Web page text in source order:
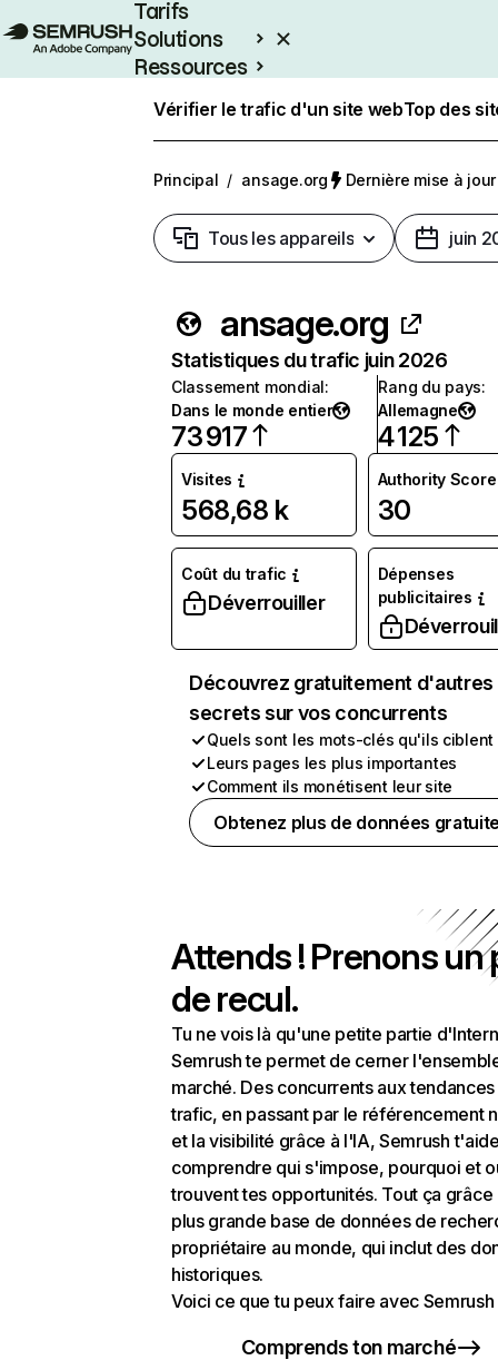
Tarifs
Solutions
Ressources
Vérifier le trafic d'un site webTop des
Principal / ansage.org Dernière mise à
Tous les appareils juin
ansage.org
Statistiques du trafic juin 2026
Classement mondial:
Dans le monde entier
73 917
Rang du pays:
Allemagne
4 125
Visites
568,68 k
Authority Score
30
Coût du trafic
Déverrouiller
Dépenses
publicitaires
Découvrez gratuitement d'autres
secrets sur vos concurrents
Quels sont les mots-clés qu'ils ciblent
Leurs pages les plus importantes
Comment ils monétisent leur site
Obtenez plus de données
Attends ! Prenons un
de recul.
Tu ne vois là qu'une petite partie
Semrush te permet de cerner
marché. Des concurrents aux
trafic, en passant par le référencement
et la visibilité grâce à l'IA, Semrush
comprendre qui s'impose, pourquoi et
trouvent tes opportunités. Tout ça grâce
plus grande base de données de
propriétaire au monde, qui inclut des
historiques.
Voici ce que tu peux faire avec Semrush
Comprends ton marché